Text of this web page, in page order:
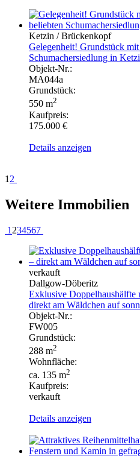
Ketzin / Brückenkopf
Gelegenheit! Grundstück
Schumachersiedlung in
Objekt-Nr.:
MA044a
Grundstück:
550 m2
Kaufpreis:
175.000 €
Details anzeigen
1 2
Weitere Immobilien
1 234567
verkauft
Dallgow-Döberitz
Exklusive Doppelhaushälfte
direkt am Wäldchen auf
Objekt-Nr.:
FW005
Grundstück:
288 m2
Wohnfläche:
ca. 135 m2
Kaufpreis:
verkauft
Details anzeigen